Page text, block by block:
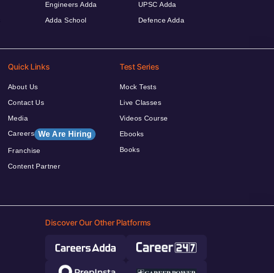
Engineers Adda
Adda School
UPSC Adda
Defence Adda
Quick Links
About Us
Contact Us
Media
Careers We Are Hiring
Franchise
Content Partner
Test Series
Mock Tests
Live Classes
Videos Course
Ebooks
Books
Discover Our Other Platforms